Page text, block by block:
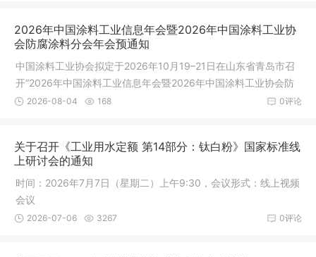
2026年中国涂料工业信息年会暨2026年中国涂料工业协
会防腐涂料分会年会预通知
中国涂料工业协会拟定于2026年10月19–21日在山东省青岛市召
开“2026年中国涂料工业信息年会暨2026年中国涂料工业协会防
腐涂料分会年会”，同期举办2026中国涂料工业协会技术专家工作
0评论
2026-08-04 168
关于召开《工业用水定额 第14部分：钛白粉》国家标准线
上研讨会的通知
时间：2026年7月7日（星期二）上午9:30，会议形式：线上视频
会议
0评论
2026-07-06 3267